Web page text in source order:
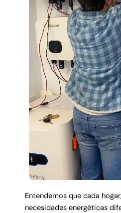
Entendemos que cada
necesidades energéticas